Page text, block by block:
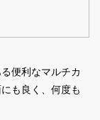
便利なマルチカ
も良く、何度も